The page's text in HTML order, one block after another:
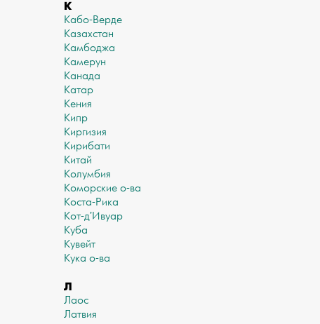
К
Кабо-Верде
Казахстан
Камбоджа
Камерун
Канада
Катар
Кения
Кипр
Киргизия
Кирибати
Китай
Колумбия
Коморские о-ва
Коста-Рика
Кот-д'Ивуар
Куба
Кувейт
Кука о-ва
Л
Лаос
Латвия